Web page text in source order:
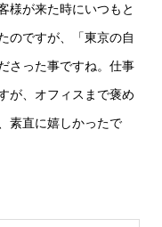
様が来た時にいつもと
のですが、「東京の自
さった事ですね。仕事
が、オフィスまで褒め
素直に嬉しかったで